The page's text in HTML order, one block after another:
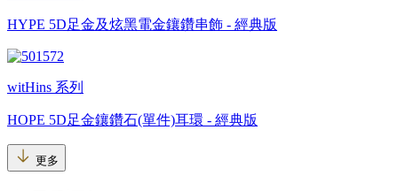
HYPE 5D足金及炫黑電金鑲鑽串飾 - 經典版
witHins 系列
HOPE 5D足金鑲鑽石(單件)耳環 - 經典版
更多